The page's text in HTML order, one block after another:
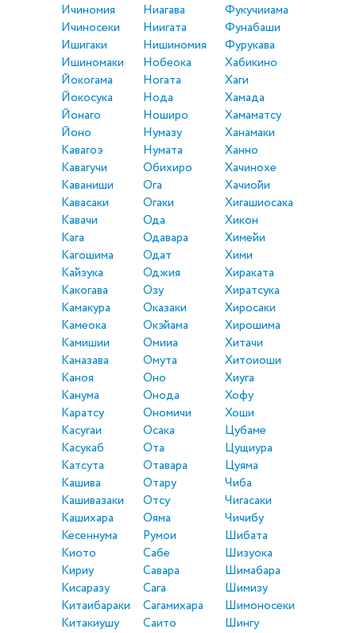
Ичиномия
Ичиносеки
Ишигаки
Ишиномаки
Йокогама
Йокосука
Йонаго
Йоно
Кавагоэ
Кавагучи
Каваниши
Кавасаки
Кавачи
Кага
Кагошима
Кайзука
Какогава
Камакура
Камеока
Камишии
Каназава
Каноя
Канума
Каратсу
Касугаи
Касукаб
Катсута
Кашива
Кашивазаки
Кашихара
Кесеннума
Киото
Кириу
Кисаразу
Китаибараки
Китакиушу
Ниагава
Ниигата
Нишиномия
Нобеока
Ногата
Нода
Ноширо
Нумазу
Нумата
Обихиро
Ога
Огаки
Ода
Одавара
Одат
Оджия
Озу
Оказаки
Окэйама
Омииа
Омута
Оно
Онода
Ономичи
Осака
Ота
Отавара
Отару
Отсу
Ояма
Румои
Сабе
Савара
Сага
Сагамихара
Саито
Фукучииама
Фунабаши
Фурукава
Хабикино
Хаги
Хамада
Хамаматсу
Ханамаки
Ханно
Хачинохе
Хачиойи
Хигашиосака
Хикон
Химейи
Хими
Хираката
Хиратсука
Хиросаки
Хирошима
Хитачи
Хитоиоши
Хиуга
Хофу
Хоши
Цубаме
Цущиура
Цуяма
Чиба
Чигасаки
Чичибу
Шибата
Шизуока
Шимабара
Шимизу
Шимоносеки
Шингу